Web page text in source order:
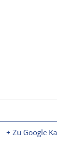
+ Zu Google